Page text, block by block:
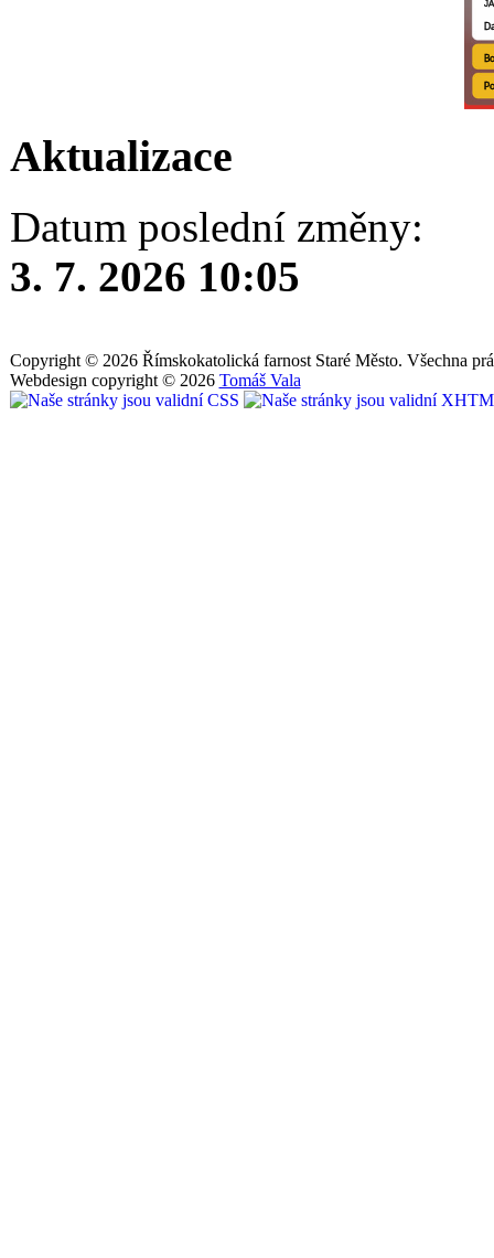
Aktualizace
Datum poslední změny:
3. 7. 2026 10:05
Copyright © 2026 Římskokatolická farnost Staré Město. Všechna
Webdesign copyright © 2026 Tomáš Vala